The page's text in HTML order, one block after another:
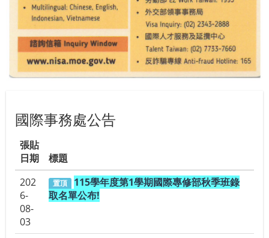
國際事務處公告
張貼
日期
標題
202
6-
08-
03
置頂
115學年度第1學期國際專修部秋季班錄
取名單公布!